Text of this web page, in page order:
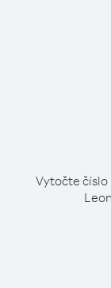
Vytočte číslo